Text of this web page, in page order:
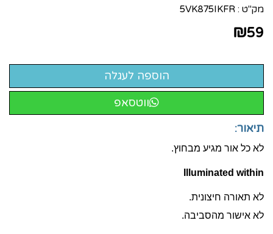
מק"ט : 5VK875IKFR
₪59
ווטסאפ
תיאור:
לא כל אור מגיע מבחוץ.
Illuminated within
לא תאורה חיצונית.
לא אישור מהסביבה.